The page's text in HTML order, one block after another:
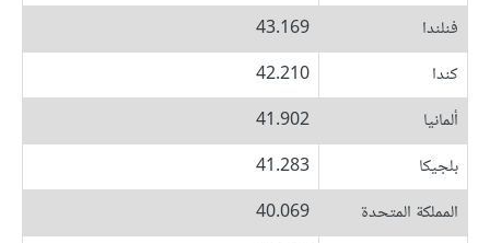
فنلندا
43.169
كندا
42.210
ألمانيا
41.902
بلجيكا
41.283
المملكة المتحدة
40.069